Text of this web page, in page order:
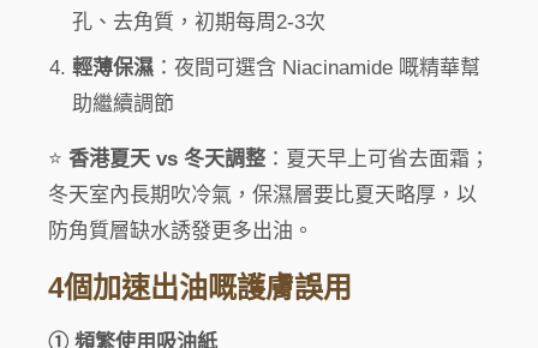
孔、去角質，初期每周2-3次
輕薄保濕 ：夜間可選含 Niacinamide 嘅精華幫
助繼續調節
⭐ 香港夏天 vs 冬天調整 ：夏天早上可省去面霜；
冬天室內長期吹冷氣，保濕層要比夏天略厚，以
防角質層缺水誘發更多出油。
4個加速出油嘅護膚誤用
① 頻繁使用吸油紙